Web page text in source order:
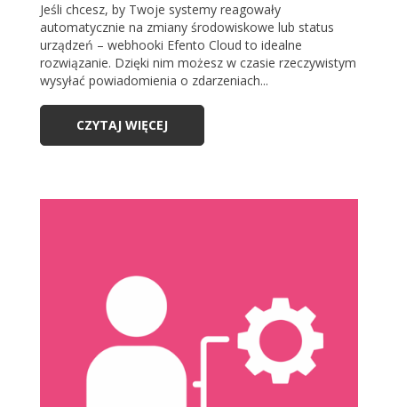
Jeśli chcesz, by Twoje systemy reagowały
automatycznie na zmiany środowiskowe lub status
urządzeń – webhooki Efento Cloud to idealne
rozwiązanie. Dzięki nim możesz w czasie rzeczywistym
wysyłać powiadomienia o zdarzeniach...
CZYTAJ WIĘCEJ